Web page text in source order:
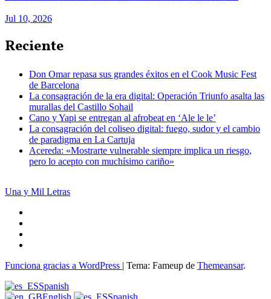
Jul 10, 2026
Reciente
Don Omar repasa sus grandes éxitos en el Cook Music Fest
de Barcelona
La consagración de la era digital: Operación Triunfo asalta las
murallas del Castillo Sohail
Cano y Yapi se entregan al afrobeat en ‘Ale le le’
La consagración del coliseo digital: fuego, sudor y el cambio
de paradigma en La Cartuja
Acereda: «Mostrarte vulnerable siempre implica un riesgo,
pero lo acepto con muchísimo cariño»
Una y Mil Letras
Funciona gracias a WordPress | Tema: Fameup de Themeansar.
Spanish